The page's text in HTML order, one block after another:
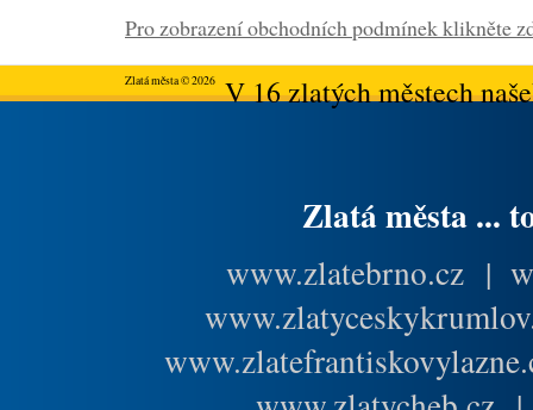
Pro zobrazení obchodních podmínek klikněte
Zlatá města © 2026V 16 zlatých městech
Zlatá města ...
www.zlatebrno.cz |